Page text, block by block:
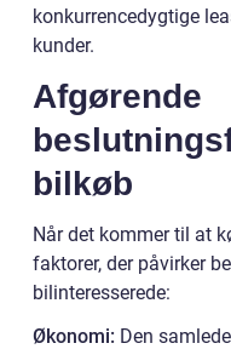
konkurrencedygtige
kunder.
Afgørende
bilkøb
Når det kommer til at
faktorer, der påvirker
bilinteresserede:
Økonomi: Den